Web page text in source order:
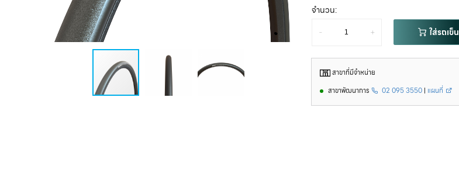
จำนวน:
-
+ ใส่รถเข็น
สาขาที่มีจำหน่าย
สาขาพัฒนาการ
02 095 3550 | แผนที่